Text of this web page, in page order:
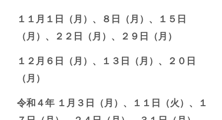
１１月１日（月）、８日（月）、１５日
（月）、２２日（月）、２９日（月）
１２月６日（月）、１３日（月）、２０日
（月）
令和４年 １月３日（月）、１１日（火）、１